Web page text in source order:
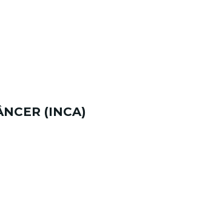
(INCA)